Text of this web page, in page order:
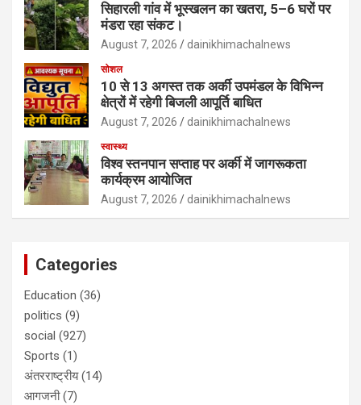
सिहारली गांव में भूस्खलन का खतरा, 5–6 घरों पर
मंडरा रहा संकट।
August 7, 2026 dainikhimachalnews
सोशल
10 से 13 अगस्त तक अर्की उपमंडल के विभिन्न
क्षेत्रों में रहेगी बिजली आपूर्ति बाधित
August 7, 2026 dainikhimachalnews
स्वास्थ्य
विश्व स्तनपान सप्ताह पर अर्की में जागरूकता
कार्यक्रम आयोजित
August 7, 2026 dainikhimachalnews
Categories
Education (36)
politics (9)
social (927)
Sports (1)
अंतरराष्ट्रीय(14)
आगजनी(7)